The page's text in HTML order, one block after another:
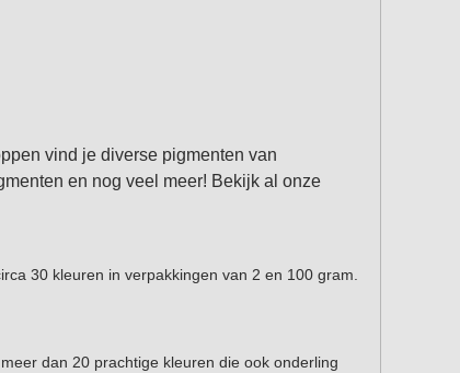
vind je diverse pigmenten van
en nog veel meer! Bekijk al onze
30 kleuren in verpakkingen van 2 en 100 gram.
dan 20 prachtige kleuren die ook onderling